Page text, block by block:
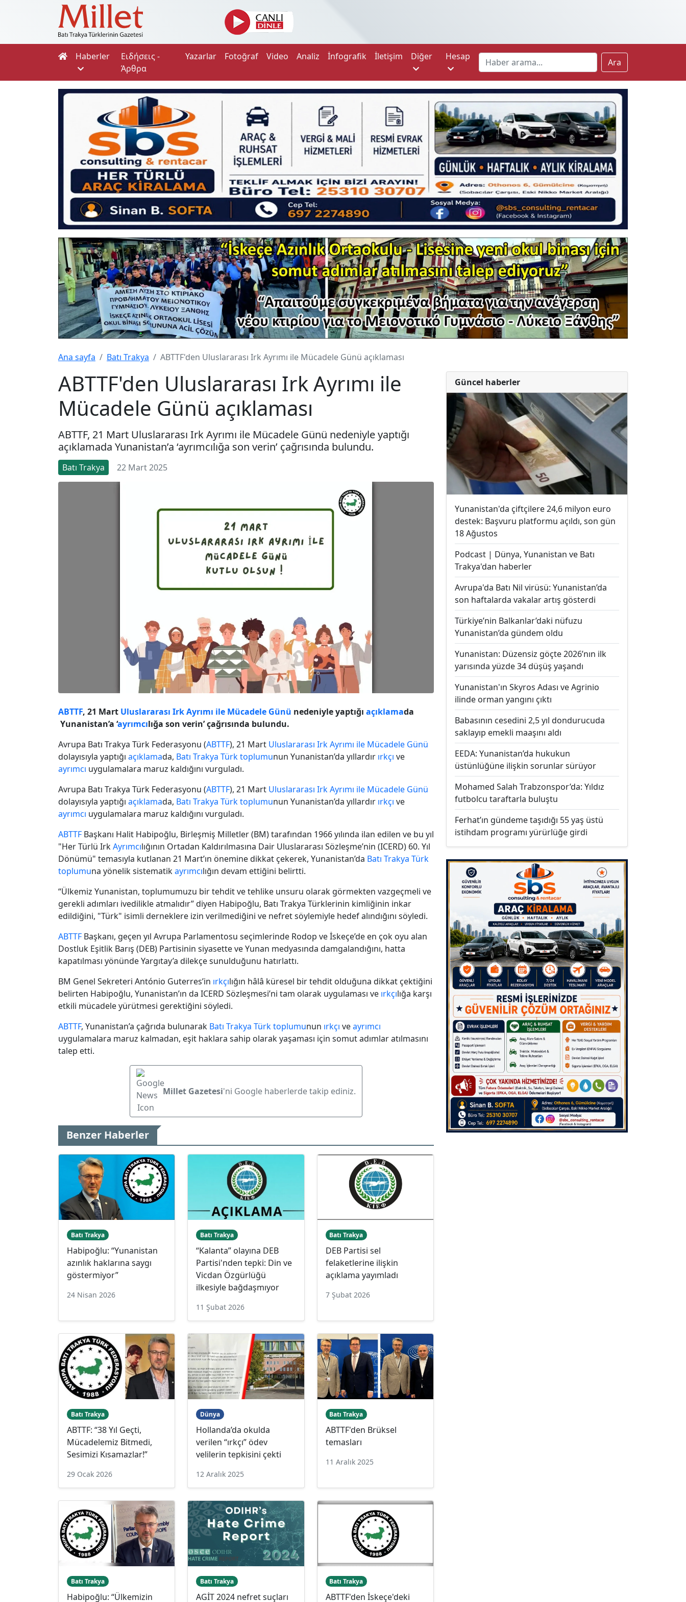
Haberler
Ειδήσεις -
Άρθρα
Yazarlar Fotoğraf Video Analiz İnfografik İletişim Diğer Hesap
Ara
Ana sayfa Batı Trakya ABTTF'den Uluslararası Irk Ayrımı ile Mücadele Günü açıklaması
ABTTF'den Uluslararası Irk Ayrımı ile
Mücadele Günü açıklaması
ABTTF, 21 Mart Uluslararası Irk Ayrımı ile Mücadele Günü nedeniyle yaptığı
açıklamada Yunanistan’a ‘ayrımcılığa son verin’ çağrısında bulundu.
Batı Trakya 22 Mart 2025
ABTTF, 21 Mart Uluslararası Irk Ayrımı ile Mücadele Günü nedeniyle yaptığı açıklamada
Yunanistan’a ‘ayrımcılığa son verin’ çağrısında bulundu.
Avrupa Batı Trakya Türk Federasyonu (ABTTF), 21 Mart Uluslararası Irk Ayrımı ile Mücadele Günü
dolayısıyla yaptığı açıklamada, Batı Trakya Türk toplumunun Yunanistan’da yıllardır ırkçı ve
ayrımcı uygulamalara maruz kaldığını vurguladı.
Avrupa Batı Trakya Türk Federasyonu (ABTTF), 21 Mart Uluslararası Irk Ayrımı ile Mücadele Günü
dolayısıyla yaptığı açıklamada, Batı Trakya Türk toplumunun Yunanistan’da yıllardır ırkçı ve
ayrımcı uygulamalara maruz kaldığını vurguladı.
ABTTF Başkanı Halit Habipoğlu, Birleşmiş Milletler (BM) tarafından 1966 yılında ilan edilen ve bu yıl
"Her Türlü IrkAyrımcılığının Ortadan Kaldırılmasına Dair Uluslararası Sözleşme’nin (ICERD) 60. Yıl
Dönümü" temasıyla kutlanan 21 Mart’ın önemine dikkat çekerek, Yunanistan’da Batı Trakya Türk
toplumuna yönelik sistematikayrımcılığın devam ettiğini belirtti.
“Ülkemiz Yunanistan, toplumumuzu bir tehdit ve tehlike unsuru olarak görmekten vazgeçmeli ve
gerekli adımları ivedilikle atmalıdır” diyen Habipoğlu, Batı Trakya Türklerinin kimliğinin inkar
edildiğini, "Türk" isimli derneklere izin verilmediğini ve nefret söylemiyle hedef alındığını söyledi.
ABTTF Başkanı, geçen yıl Avrupa Parlamentosu seçimlerinde Rodop ve İskeçe’de en çok oyu alan
Dostluk Eşitlik Barış (DEB) Partisinin siyasette ve Yunan medyasında damgalandığını, hatta
kapatılması yönünde Yargıtay’a dilekçe sunulduğunu hatırlattı.
BM Genel Sekreteri António Guterres’in ırkçılığın hâlâ küresel bir tehdit olduğuna dikkat çektiğini
belirten Habipoğlu, Yunanistan’ın da ICERD Sözleşmesi’ni tam olarak uygulaması ve ırkçılığa karşı
etkili mücadele yürütmesi gerektiğini söyledi.
ABTTF, Yunanistan’a çağrıda bulunarak Batı Trakya Türk toplumunun ırkçı veayrımcı
uygulamalara maruz kalmadan, eşit haklara sahip olarak yaşaması için somut adımlar atılmasını
talep etti.
Millet Gazetesi'ni Google haberlerde takip ediniz.
Benzer Haberler
Batı Trakya
Habipoğlu: “Yunanistan
azınlık haklarına saygı
göstermiyor”
24 Nisan 2026
Batı Trakya
“Kalanta” olayına DEB
Partisi'nden tepki: Din ve
Vicdan Özgürlüğü
ilkesiyle bağdaşmıyor
11 Şubat 2026
Batı Trakya
DEB Partisi sel
felaketlerine ilişkin
açıklama yayımladı
7 Şubat 2026
Batı Trakya
ABTTF: “38 Yıl Geçti,
Mücadelemiz Bitmedi,
Sesimizi Kısamazlar!”
29 Ocak 2026
Dünya
Hollanda’da okulda
verilen “ırkçı” ödev
velilerin tepkisini çekti
12 Aralık 2025
Batı Trakya
ABTTF'den Brüksel
temasları
11 Aralık 2025
Batı Trakya
Habipoğlu: “Ülkemizin
Batı Trakya
AGİT 2024 nefret suçları
Batı Trakya
ABTTF'den İskeçe'deki
Güncel haberler
Yunanistan'da çiftçilere 24,6 milyon euro
destek: Başvuru platformu açıldı, son gün
18 Ağustos
Podcast | Dünya, Yunanistan ve Batı
Trakya'dan haberler
Avrupa'da Batı Nil virüsü: Yunanistan’da
son haftalarda vakalar artış gösterdi
Türkiye’nin Balkanlar’daki nüfuzu
Yunanistan’da gündem oldu
Yunanistan: Düzensiz göçte 2026’nın ilk
yarısında yüzde 34 düşüş yaşandı
Yunanistan'ın Skyros Adası ve Agrinio
ilinde orman yangını çıktı
Babasının cesedini 2,5 yıl dondurucuda
saklayıp emekli maaşını aldı
EEDA: Yunanistan’da hukukun
üstünlüğüne ilişkin sorunlar sürüyor
Mohamed Salah Trabzonspor’da: Yıldız
futbolcu taraftarla buluştu
Ferhat’ın gündeme taşıdığı 55 yaş üstü
istihdam programı yürürlüğe girdi